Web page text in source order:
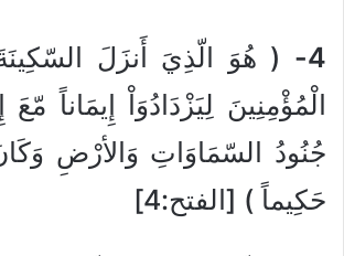
4-
( هُوَ الّذِيَ أَنزَلَ
الْمُؤْمِنِينَ لِيَزْدَادُوَاْ إِيمَاناً مّعَ
جُنُودُ السّمَاوَاتِ وَالأرْضِ
حَكِيماً ) [الفتح:4]